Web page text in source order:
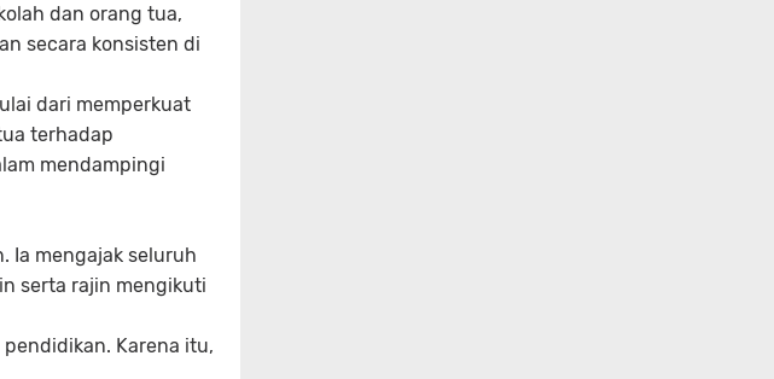
dan orang tua,
secara konsisten di
dari memperkuat
terhadap
mendampingi
Ia mengajak seluruh
serta rajin mengikuti
Karena itu,